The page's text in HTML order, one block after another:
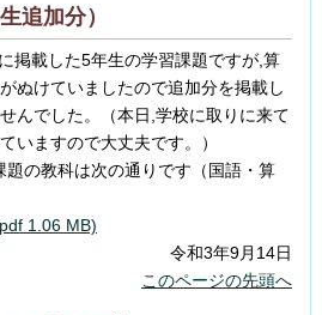
追加分）
掲載した5年生の学習課題ですが,算
ぬけていましたので追加分を掲載し
んでした。（本日,学校に取りに来て
いますので大丈夫です。）
の教科は次の通りです（国語・算
1.06 MB)
令和3年9月14日
このページの先頭へ